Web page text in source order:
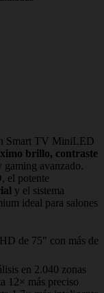
Smart TV MiniLED
brillo, contraste
gaming avanzado.
, el potente
y el sistema
ideal para salones
de 75" con más de
en 2.040 zonas
12× más preciso